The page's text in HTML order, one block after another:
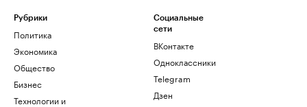
Рубрики
Политика
Экономика
Общество
Бизнес
Технологии и
Социальные
сети
ВКонтакте
Одноклассники
Telegram
Дзен